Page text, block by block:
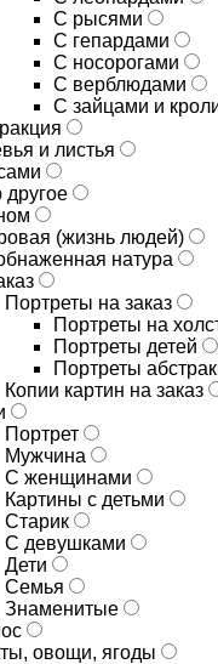
С рысями
С гепардами
С носорогами
С верблюдами
С зайцами и
и листья
другое
(жизнь людей)
натура
Портреты на заказ
Портреты на
Портреты детей
Портреты
Копии картин на заказ
Портрет
Мужчина
С женщинами
Картины с детьми
Старик
С девушками
Дети
Семья
Знаменитые
овощи, ягоды